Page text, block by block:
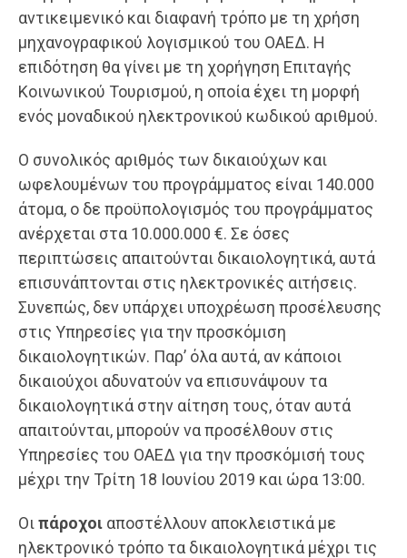
αντικειμενικό και διαφανή τρόπο με τη χρήση
μηχανογραφικού λογισμικού του ΟΑΕΔ. Η
επιδότηση θα γίνει με τη χορήγηση Επιταγής
Κοινωνικού Τουρισμού, η οποία έχει τη μορφή
ενός μοναδικού ηλεκτρονικού κωδικού αριθμού.
Ο συνολικός αριθμός των δικαιούχων και
ωφελουμένων του προγράμματος είναι 140.000
άτομα, ο δε προϋπολογισμός του προγράμματος
ανέρχεται στα 10.000.000 €. Σε όσες
περιπτώσεις απαιτούνται δικαιολογητικά, αυτά
επισυνάπτονται στις ηλεκτρονικές αιτήσεις.
Συνεπώς, δεν υπάρχει υποχρέωση προσέλευσης
στις Υπηρεσίες για την προσκόμιση
δικαιολογητικών. Παρ’ όλα αυτά, αν κάποιοι
δικαιούχοι αδυνατούν να επισυνάψουν τα
δικαιολογητικά στην αίτηση τους, όταν αυτά
απαιτούνται, μπορούν να προσέλθουν στις
Υπηρεσίες του ΟΑΕΔ για την προσκόμισή τους
μέχρι την Τρίτη 18 Ιουνίου 2019 και ώρα 13:00.
Οιπάροχοι αποστέλλουν αποκλειστικά με
ηλεκτρονικό τρόπο τα δικαιολογητικά μέχρι τις